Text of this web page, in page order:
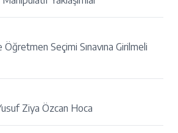
Seçimi Sınavına Girilmeli
Ziya Özcan Hoca